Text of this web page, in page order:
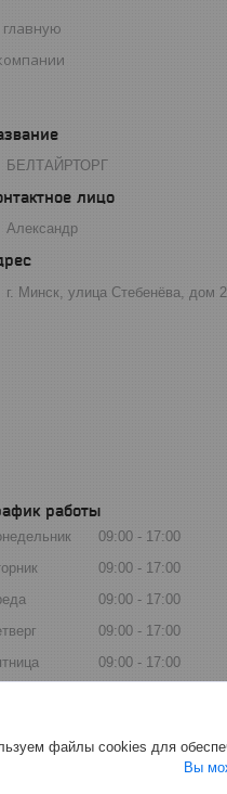
БЕЛТАЙРТОРГ
Александр
г. Минск, улица Стебенёва,
работы
09:00
17:00
09:00
17:00
09:00
17:00
09:00
17:00
09:00
17:00
файлы cookies для
Вы